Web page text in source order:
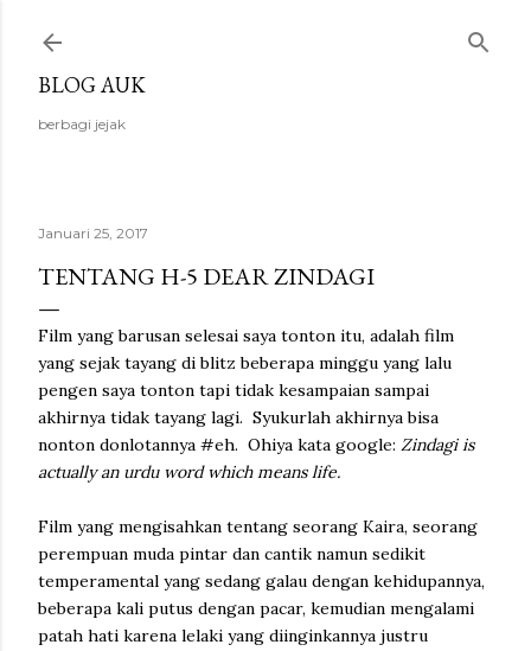
BLOG AUK
berbagi jejak
Januari 25, 2017
TENTANG H-5 DEAR ZINDAGI
Film yang barusan selesai saya tonton itu, adalah film
yang sejak tayang di blitz beberapa minggu yang lalu
pengen saya tonton tapi tidak kesampaian sampai
akhirnya tidak tayang lagi. Syukurlah akhirnya bisa
nonton donlotannya #eh. Ohiya kata google: Zindagiis
actually an urdu word whichmeanslife.
Film yang mengisahkan tentang seorang Kaira, seorang
perempuan muda pintar dan cantik namun sedikit
temperamental yang sedang galau dengan kehidupannya,
beberapa kali putus dengan pacar, kemudian mengalami
patah hati karena lelaki yang diinginkannya justru